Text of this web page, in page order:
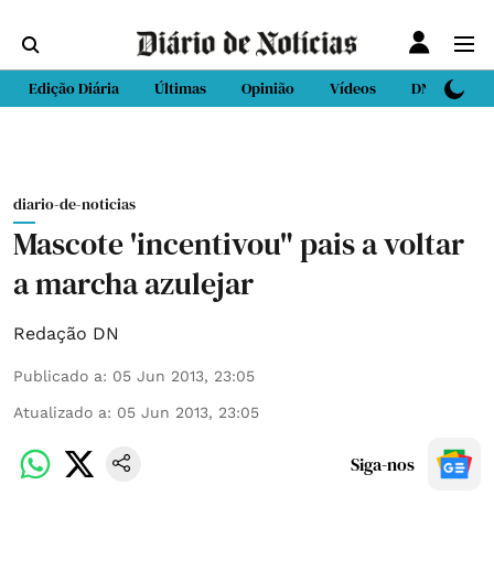
Edição Diária Últimas Opinião Vídeos DN Sport
diario-de-noticias
Mascote 'incentivou" pais a voltar
a marcha azulejar
Redação DN
Publicado a: 05 Jun 2013, 23:05
Atualizado a: 05 Jun 2013, 23:05
Siga-nos